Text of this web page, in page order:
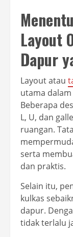
Layout
Dapur
Layout atau
utama
Beberapa
L, U, dan
ruangan.
serta
dan praktis.
Selain itu,
kulkas
dapur.
tidak terlalu